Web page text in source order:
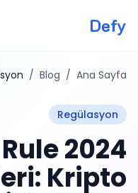
Defy
Ana Sayfa
/
Blog
/
Regülasyon
Rule
Kripto